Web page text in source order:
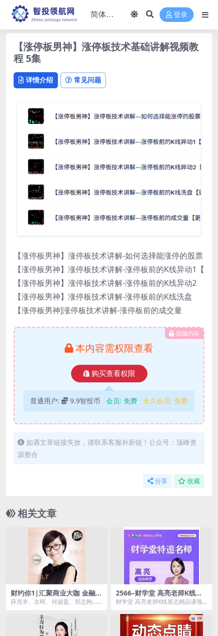
登录
【涨停板男神】涨停板技术基础讲解视频教
程 5集
详情介绍 常见问题
【涨停板男神】涨停板技术讲解-如何选择能涨停的股票
【涨停板男神】涨停板技术讲解-涨停板前的K线异动1【
【涨停板男神】涨停板技术讲解-涨停板前的K线异动2
【涨停板男神】涨停板技术讲解-涨停板前的K线洗盘
【涨停板男神]涨停板技术讲解-涨停板前的成交量
隐藏内容
本内容需权限查看
购买查看权限
普通用户: 9.9智投币 会员: 免费 永久会员: 免费
如遇文章链接失效，请联系客服补新链！公众号：顶峰资
源整合
分享 收藏
相关文章
财约你1|汇聚商业大咖 金融财
经
薛兆丰、左晖、何超盈、郑志刚……
大咖的真实发声。他...
2566–财学堂 高亮老师K线形
态精品课视频7集
财学堂 高亮老师K线形态精品课视